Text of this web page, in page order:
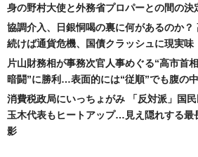
身の野村大使と外務省プロパーとの間の決
協調介入、日銀恫喝の裏に何があるのか？
続けば通貨危機、国債クラッシュに現実味
片山財務相が事務次官人事めぐる“高市首
暗闘”に勝利…表面的には“従順”でも腹の
消費税政局にいっちょがみ 「反対派」国民
玉木代表もヒートアップ…見え隠れする最
影